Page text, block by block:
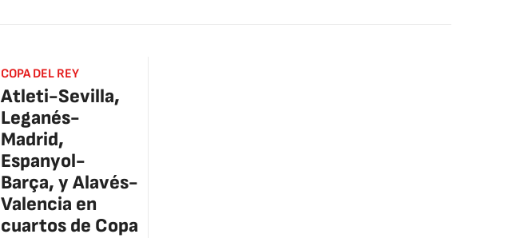
COPA DEL REY
Atleti-Sevilla,
Leganés-
Madrid,
Espanyol-
Barça, y Alavés-
Valencia en
cuartos de Copa